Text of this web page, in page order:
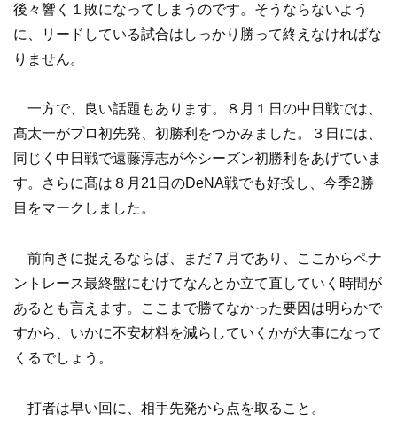
後々響く１敗になってしまうのです。そうならないよう
に、リードしている試合はしっかり勝って終えなければな
りません。
一方で、良い話題もあります。８月１日の中日戦では、
髙太一がプロ初先発、初勝利をつかみました。３日には、
同じく中日戦で遠藤淳志が今シーズン初勝利をあげていま
す。さらに髙は８月21日のDeNA戦でも好投し、今季2勝
目をマークしました。
前向きに捉えるならば、まだ７月であり、ここからペナ
ントレース最終盤にむけてなんとか立て直していく時間が
あるとも言えます。ここまで勝てなかった要因は明らかで
すから、いかに不安材料を減らしていくかが大事になって
くるでしょう。
打者は早い回に、相手先発から点を取ること。